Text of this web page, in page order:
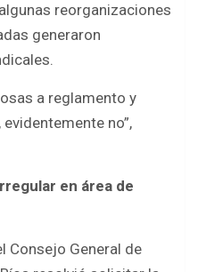
reorganizaciones
generaron
a reglamento y
no”,
en área de
Consejo General de